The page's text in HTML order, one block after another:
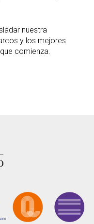
nuestra
y los mejores
comienza.